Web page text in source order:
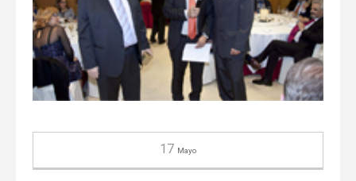
17 Mayo